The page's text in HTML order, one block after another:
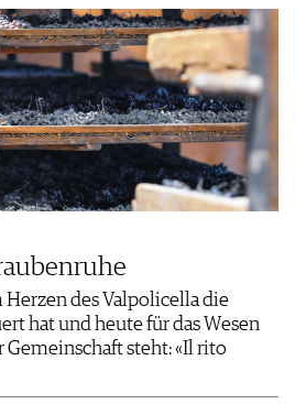
Herzen des Valpolicella die
hat und heute für das Wesen
Gemeinschaft steht: «Il rito